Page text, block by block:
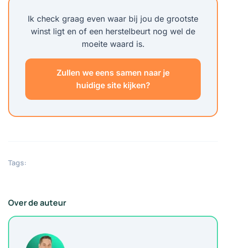
Ik check graag even waar bij jou de grootste
winst ligt en of een herstelbeurt nog wel de
moeite waard is.
Zullen we eens samen naar je
huidige site kijken?
Tags:
Over de auteur